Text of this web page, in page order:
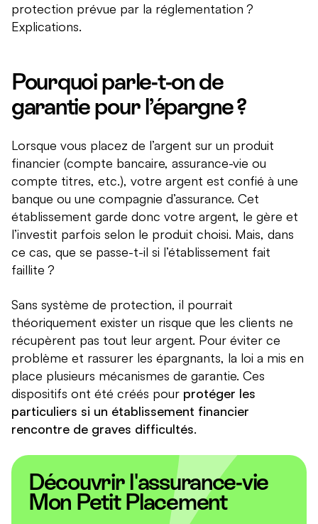
protection prévue par la réglementation ?
Explications.
Pourquoi parle-t-on de
garantie pour l’épargne ?
Lorsque vous placez de l’argent sur un produit
financier (compte bancaire, assurance-vie ou
compte titres, etc.), votre argent est confié à une
banque ou une compagnie d’assurance. Cet
établissement garde donc votre argent, le gère et
l’investit parfois selon le produit choisi. Mais, dans
ce cas, que se passe-t-il si l’établissement fait
faillite ?
Sans système de protection, il pourrait
théoriquement exister un risque que les clients ne
récupèrent pas tout leur argent. Pour éviter ce
problème et rassurer les épargnants, la loi a mis en
place plusieurs mécanismes de garantie. Ces
dispositifs ont été créés pour protéger les
particuliers si un établissement financier
rencontre de graves difficultés.
Découvrir l'assurance-vie
Mon Petit Placement